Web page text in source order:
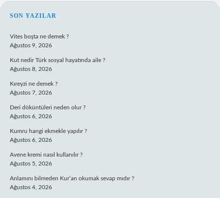
SIDEBAR
SON YAZILAR
Vites boşta ne demek ?
Ağustos 9, 2026
Kut nedir Türk sosyal hayatında aile ?
Ağustos 8, 2026
Kıreyzi ne demek ?
Ağustos 7, 2026
Deri döküntüleri neden olur ?
Ağustos 6, 2026
Kumru hangi ekmekle yapılır ?
Ağustos 6, 2026
Avene kremi nasıl kullanılır ?
Ağustos 5, 2026
Anlamını bilmeden Kur’an okumak sevap mıdır ?
Ağustos 4, 2026